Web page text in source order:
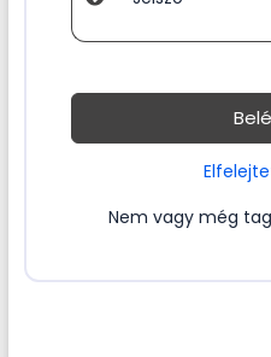
Nem vagy még